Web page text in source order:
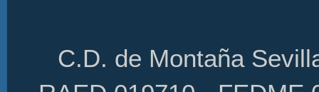
C.D. de Montaña